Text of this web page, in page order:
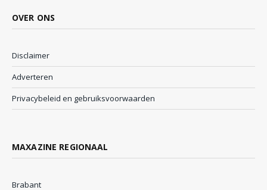
OVER ONS
Disclaimer
Adverteren
Privacybeleid en gebruiksvoorwaarden
MAXAZINE REGIONAAL
Brabant